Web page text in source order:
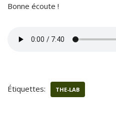
Bonne écoute !
Étiquettes: THE-LAB